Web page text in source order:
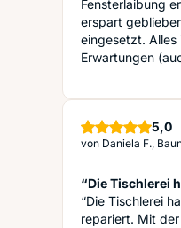
Fensterlaibung
erspart
eingesetzt. Alles
Erwartungen
5,0
von Daniela F.,
“Die Tischlerei
“Die Tischlerei
repariert. Mit